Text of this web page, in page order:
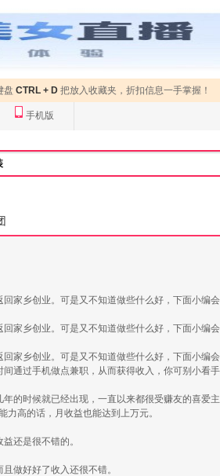
盘 CTRL + D 把放入收藏夹，折扣信息一手掌握！
手机版
家乡创业。可是又不知道做些什么好，下面小
家乡创业。可是又不知道做些什么好，下面小
家乡创业。可是又不知道做些什么好，下面小编
过手机做点兼职，从而获得收入，你可别小看
的时候就已经出现，一直以来都很受赚友的喜
高的话，月收益也能达到上万元。
还是很不错的。
做好好了收入还很不错。